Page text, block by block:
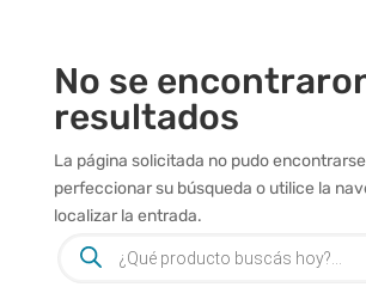
No se
resultados
La página solicitada no pudo
perfeccionar su búsqueda o utilice la
localizar la entrada.
productos